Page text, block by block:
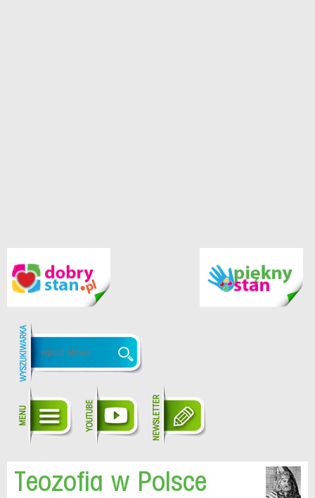
Teozofia w Polsce